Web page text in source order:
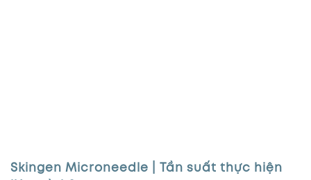
Skingen Microneedle | Tần suất thực hiện